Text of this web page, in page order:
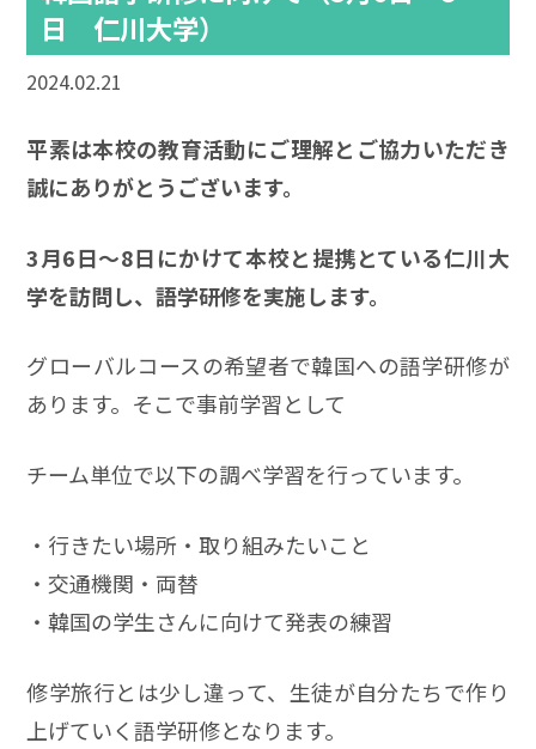
日 仁川大学）
2024.02.21
平素は本校の教育活動にご理解とご協力いただき
誠にありがとうございます。
3月6日～8日にかけて本校と提携とている仁川大
学を訪問し、語学研修を実施します。
グローバルコースの希望者で韓国への語学研修が
あります。そこで事前学習として
チーム単位で以下の調べ学習を行っています。
・行きたい場所・取り組みたいこと
・交通機関・両替
・韓国の学生さんに向けて発表の練習
修学旅行とは少し違って、生徒が自分たちで作り
上げていく語学研修となります。